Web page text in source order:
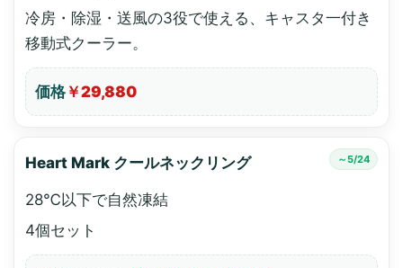
冷房・除湿・送風の3役で使える、キャスタ一付き
移動式クーラー。
価格 ￥29,880
Heart Mark クールネックリング ～5/24
28℃以下で自然凍結
4個セット